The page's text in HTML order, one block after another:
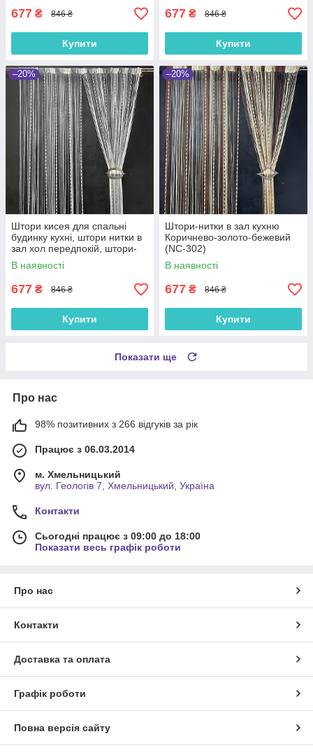
677 ₴ 846 ₴
Купити
677 ₴ 846 ₴
Купити
–20%
Штори кисея для спальні
будинку кухні, штори нитки в
зал хол передпокій, штори-
нитки в спальню Графіт-сіро-
білі (NC-308)
В наявності
677 ₴ 846 ₴
Купити
–20%
Штори-нитки в зал кухню
Коричнево-золото-бежевий
(NC-302)
В наявності
677 ₴ 846 ₴
Купити
Показати ще
Про нас
98% позитивних з 266 відгуків за рік
Працює з 06.03.2014
м. Хмельницький
вул. Геологів 7, Хмельницький, Україна
Контакти
Сьогодні працює з 09:00 до 18:00
Показати весь графік роботи
Про нас
Контакти
Доставка та оплата
Графік роботи
Повна версія сайту